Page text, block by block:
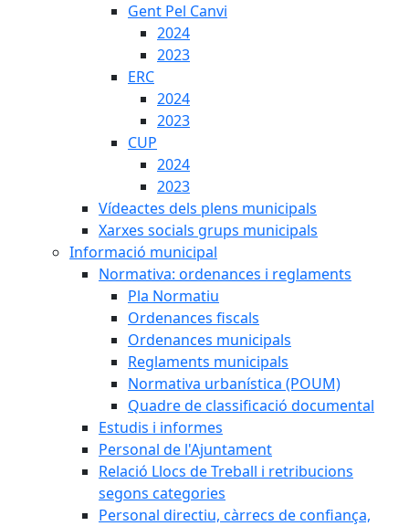
Gent Pel Canvi
2024
2023
ERC
2024
2023
CUP
2024
2023
Vídeactes dels plens municipals
Xarxes socials grups municipals
Informació municipal
Normativa: ordenances i reglaments
Pla Normatiu
Ordenances fiscals
Ordenances municipals
Reglaments municipals
Normativa urbanística (POUM)
Quadre de classificació documental
Estudis i informes
Personal de l'Ajuntament
Relació Llocs de Treball i retribucions
segons categories
Personal directiu, càrrecs de confiança,